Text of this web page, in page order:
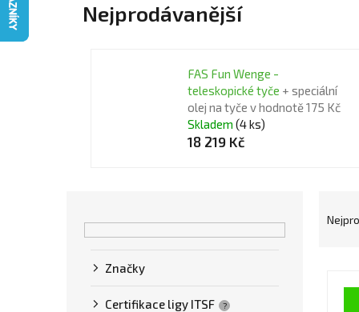
Nejprodávanější
FAS Fun Wenge -
teleskopické tyče + speciální
olej na tyče v hodnotě 175 Kč
Skladem (4 ks)
18 219 Kč
Značky
Certifikace ligy ITSF ?
a